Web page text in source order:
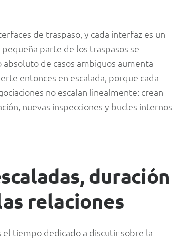
de traspaso, y cada interfaz es un
parte de los traspasos se
de casos ambiguos aumenta
entonces en escalada, porque cada
no escalan linealmente: crean
nuevas inspecciones y bucles internos
duración
relaciones
el tiempo dedicado a discutir sobre la